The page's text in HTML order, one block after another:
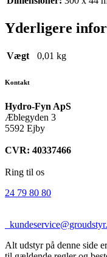
Yderligere
Vægt 0,01 kg
Kontakt
Hydro-Fyn ApS
Æblegyden 3
5592 Ejby
CVR: 40337466
Ring til os
24 79 80 80
Alt udstyr på denne side